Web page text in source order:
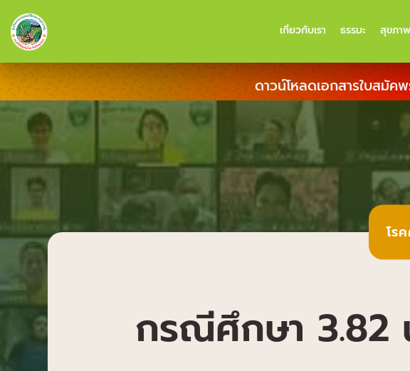
เกี่ยวกับเรา ธรรมะ สุขภาพ
ดาวน์โหลดเอกสารใบสมัค
โร
กรณีศึกษา 3.82